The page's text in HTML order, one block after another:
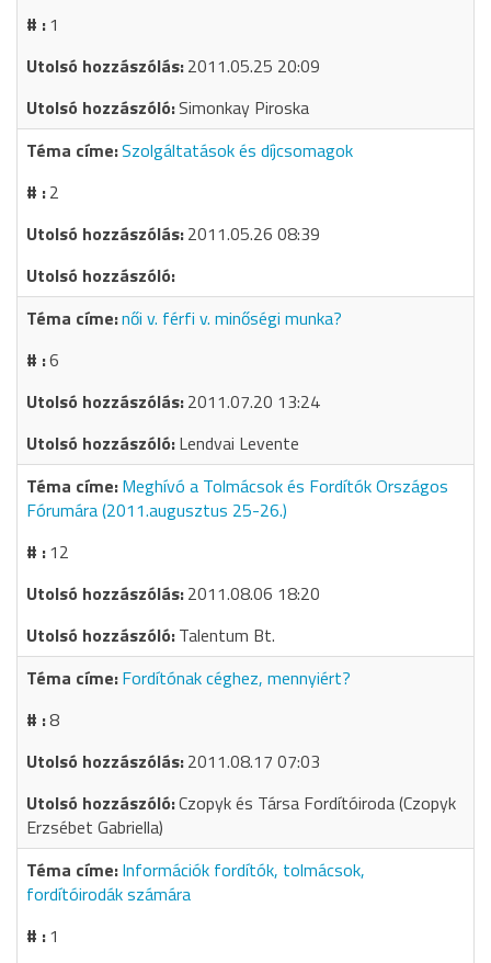
1
2011.05.25 20:09
Simonkay Piroska
Szolgáltatások és díjcsomagok
2
2011.05.26 08:39
női v. férfi v. minőségi munka?
6
2011.07.20 13:24
Lendvai Levente
Meghívó a Tolmácsok és Fordítók Országos
Fórumára (2011.augusztus 25-26.)
12
2011.08.06 18:20
Talentum Bt.
Fordítónak céghez, mennyiért?
8
2011.08.17 07:03
Czopyk és Társa Fordítóiroda (Czopyk
Erzsébet Gabriella)
Információk fordítók, tolmácsok,
fordítóirodák számára
1